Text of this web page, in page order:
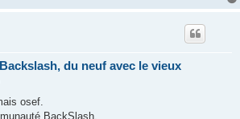
du neuf avec le vieux
osef.
BackSlash.